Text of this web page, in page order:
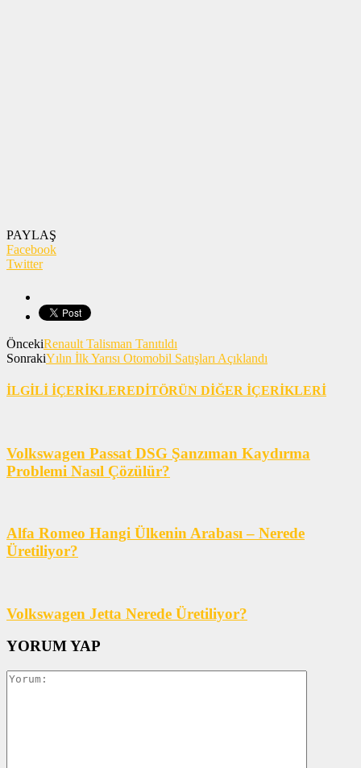
PAYLAŞ
Facebook
Twitter
ÖncekiRenault Talisman Tanıtıldı
SonrakiYılın İlk Yarısı Otomobil Satışları Açıklandı
İLGİLİ İÇERİKLEREDİTÖRÜN DİĞER İÇERİKLERİ
Volkswagen Passat DSG Şanzıman Kaydırma
Problemi Nasıl Çözülür?
Alfa Romeo Hangi Ülkenin Arabası – Nerede
Üretiliyor?
Volkswagen Jetta Nerede Üretiliyor?
YORUM YAP